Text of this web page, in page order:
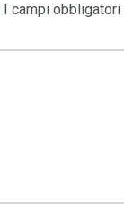
I campi